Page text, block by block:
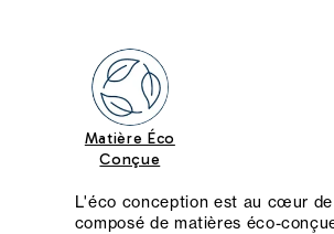
Matière Éco
Conçue
L'éco conception est au cœur
composé de matières éco-